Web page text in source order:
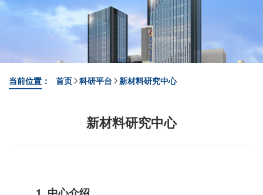
当前位置： 首页 科研平台 新材料研究中心
新材料研究中心